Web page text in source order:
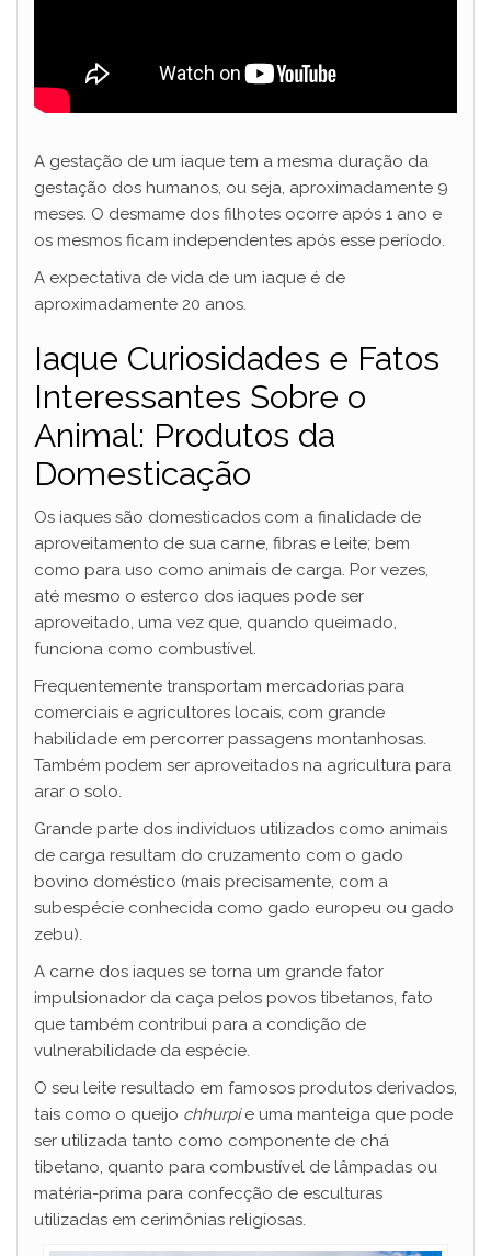
A gestação de um iaque tem a mesma duração da
gestação dos humanos, ou seja, aproximadamente 9
meses. O desmame dos filhotes ocorre após 1 ano e
os mesmos ficam independentes após esse período.
A expectativa de vida de um iaque é de
aproximadamente 20 anos.
Iaque Curiosidades e Fatos
Interessantes Sobre o
Animal: Produtos da
Domesticação
Os iaques são domesticados com a finalidade de
aproveitamento de sua carne, fibras e leite; bem
como para uso como animais de carga. Por vezes,
até mesmo o esterco dos iaques pode ser
aproveitado, uma vez que, quando queimado,
funciona como combustível.
Frequentemente transportam mercadorias para
comerciais e agricultores locais, com grande
habilidade em percorrer passagens montanhosas.
Também podem ser aproveitados na agricultura para
arar o solo.
Grande parte dos indivíduos utilizados como animais
de carga resultam do cruzamento com o gado
bovino doméstico (mais precisamente, com a
subespécie conhecida como gado europeu ou gado
zebu).
A carne dos iaques se torna um grande fator
impulsionador da caça pelos povos tibetanos, fato
que também contribui para a condição de
vulnerabilidade da espécie.
O seu leite resultado em famosos produtos derivados,
tais como o queijo chhurpie uma manteiga que pode
ser utilizada tanto como componente de chá
tibetano, quanto para combustível de lâmpadas ou
matéria-prima para confecção de esculturas
utilizadas em cerimônias religiosas.